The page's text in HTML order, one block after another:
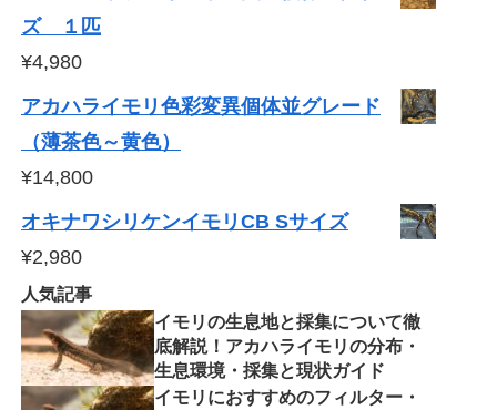
ズ １匹
¥4,980
アカハライモリ色彩変異個体並グレード
（薄茶色～黄色）
¥14,800
オキナワシリケンイモリCB Sサイズ
¥2,980
人気記事
イモリの生息地と採集について徹
底解説！アカハライモリの分布・
生息環境・採集と現状ガイド
イモリにおすすめのフィルター・